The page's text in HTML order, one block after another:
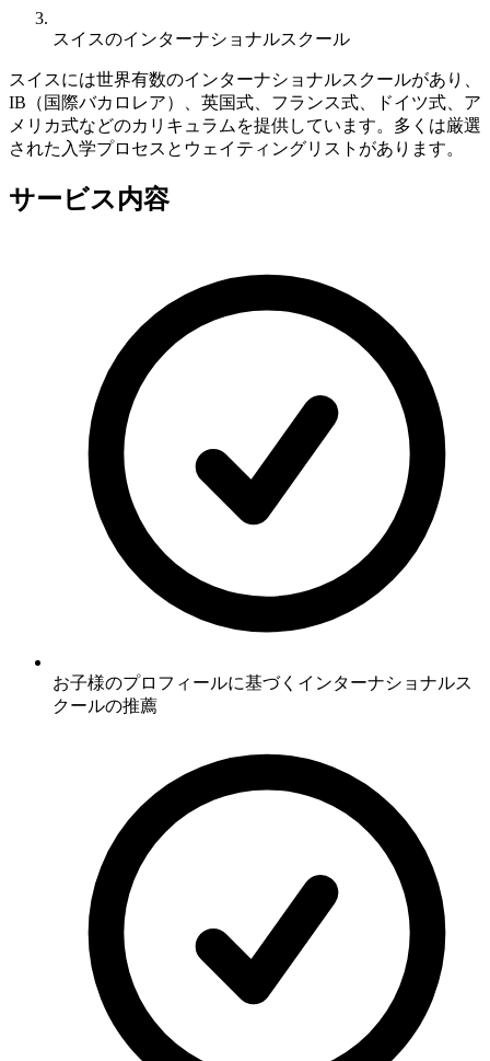
スイスのインターナショナルスクール
スイスには世界有数のインターナショナルスクールがあり、
IB（国際バカロレア）、英国式、フランス式、ドイツ式、ア
メリカ式などのカリキュラムを提供しています。多くは厳選
された入学プロセスとウェイティングリストがあります。
サービス内容
お子様のプロフィールに基づくインターナショナルス
クールの推薦